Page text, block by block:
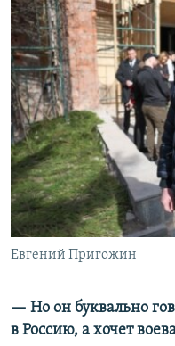
Евгений Пригожин
— Но он буквально
в Россию, а хочет